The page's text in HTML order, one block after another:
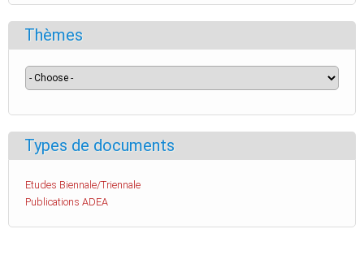
Thèmes
Types de documents
Etudes Biennale/Triennale
Publications ADEA